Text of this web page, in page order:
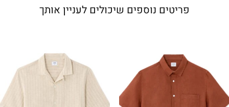
פריטים נוספים שיכולים לעניין אותך